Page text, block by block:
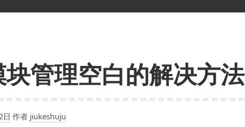
管理空白的解决方法
日 作者 jiukeshuju